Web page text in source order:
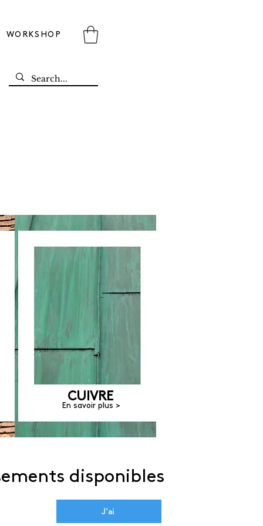
WORKSHOP
CUIVRE
En savoir plus >
disponibles
J'ai